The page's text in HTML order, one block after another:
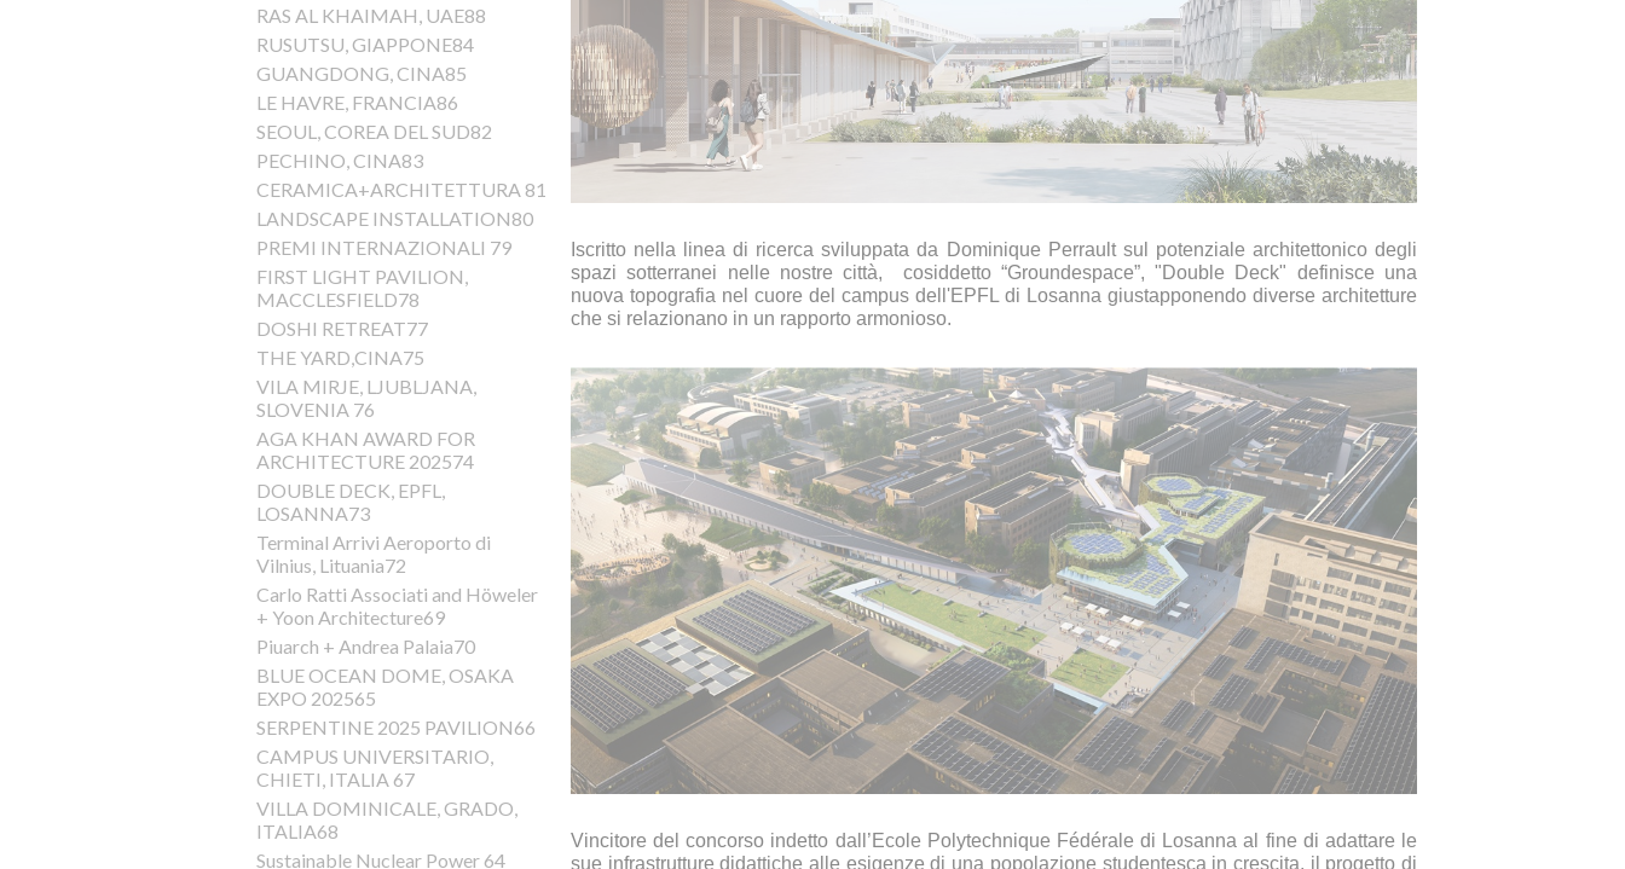
RAS AL KHAIMAH, UAE88
RUSUTSU, GIAPPONE84
GUANGDONG, CINA85
LE HAVRE, FRANCIA86
SEOUL, COREA DEL SUD82
PECHINO, CINA83
CERAMICA+ARCHITETTURA 81
LANDSCAPE INSTALLATION80
PREMI INTERNAZIONALI 79
FIRST LIGHT PAVILION,
MACCLESFIELD78
DOSHI RETREAT77
THE YARD,CINA75
VILA MIRJE, LJUBLJANA,
SLOVENIA 76
AGA KHAN AWARD FOR
ARCHITECTURE 202574
DOUBLE DECK, EPFL,
LOSANNA73
Terminal Arrivi Aeroporto di
Vilnius, Lituania72
Carlo Ratti Associati and Höweler
+ Yoon Architecture69
Piuarch + Andrea Palaia70
BLUE OCEAN DOME, OSAKA
EXPO 202565
SERPENTINE 2025 PAVILION66
CAMPUS UNIVERSITARIO,
CHIETI, ITALIA 67
VILLA DOMINICALE, GRADO,
ITALIA68
Sustainable Nuclear Power 64
Iscritto nella linea di ricerca sviluppata da Dominique Perrault sul potenziale architettonico degli
spazi sotterranei nelle nostre città,
cosiddetto “Groundespace”, "Double Deck" definisce una
nuova topografia nel cuore del campus dell'EPFL di Losanna giustapponendo diverse architetture
che si relazionano in un rapporto armonioso.
Vincitore del concorso indetto dall’Ecole Polytechnique Fédérale di Losanna al fine di adattare le
sue infrastrutture didattiche alle esigenze di una popolazione studentesca in crescita, il progetto di